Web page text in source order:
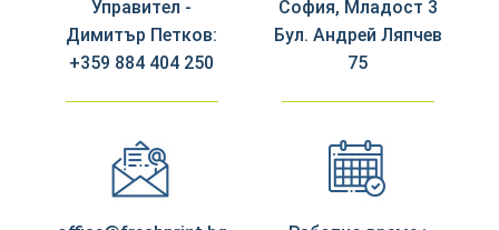
Управител -
Димитър Петков:
+359 884 404 250
София, Младост 3
Бул. Андрей Ляпчев
75